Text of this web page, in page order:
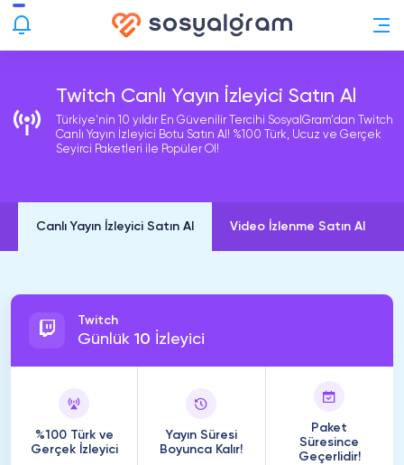
Twitch Canlı Yayın İzleyici Satın Al
Türkiye'nin 10 yıldır En Güvenilir Tercihi SosyalGram'dan Twitch
Canlı Yayın İzleyici Botu Satın Al! %100 Türk, Ucuz ve Gerçek
Seyirci Paketleri ile Popüler Ol!
Canlı Yayın İzleyici Satın Al Video İzlenme Satın Al
Twitch
Günlük 10 İzleyici
%100 Türk ve
Gerçek İzleyici
Yayın Süresi
Boyunca Kalır!
Paket
Süresince
Geçerlidir!